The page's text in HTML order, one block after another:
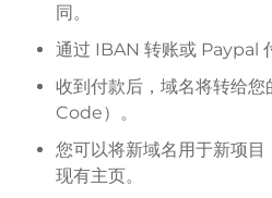
同。
通过 IBAN 转账或 Paypal
收到付款后，域名将转给
Code）。
您可以将新域名用于新项
现有主页。